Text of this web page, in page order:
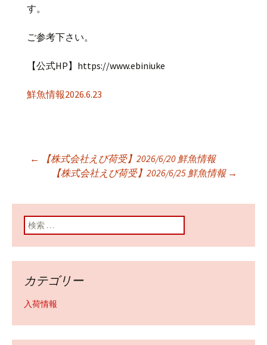
す。
ご参考下さい。
【公式HP】https://www.ebiniuke
鮮魚情報2026.6.23
投稿ナビゲーショ
ン
←
【株式会社えび荷受】2026/6/20 鮮魚情報
【株式会社えび荷受】2026/6/25 鮮魚情報 →
検索:
カテゴリー
入荷情報